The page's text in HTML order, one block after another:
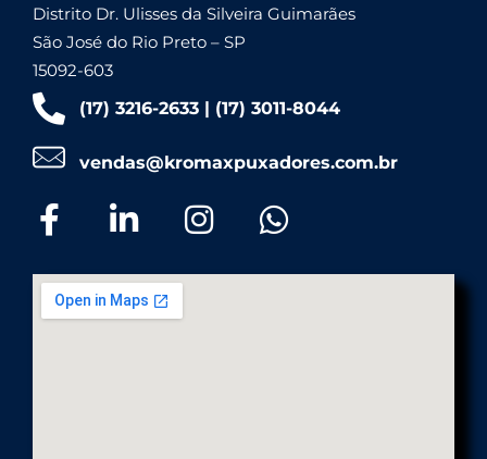
Distrito Dr. Ulisses da Silveira Guimarães
São José do Rio Preto – SP
15092-603
(17) 3216-2633 | (17) 3011-8044
vendas@kromaxpuxadores.com.br